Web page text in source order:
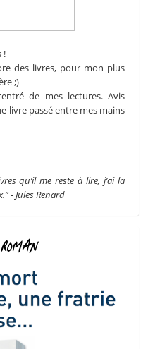
!
des livres, pour mon plus
;)
de mes lectures. Avis
livre passé entre mes mains
qu’il me reste à lire, j’ai la
- Jules Renard